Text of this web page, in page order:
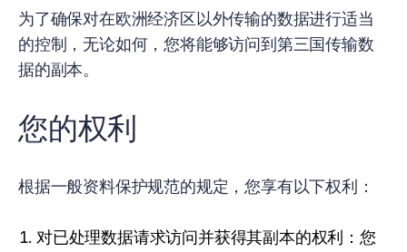
为了确保对在欧洲经济区以外传输的数据进行适当
的控制，无论如何，您将能够访问到第三国传输数
据的副本。
您的权利
根据一般资料保护规范的规定，您享有以下权利：
对已处理数据请求访问并获得其副本的权利：您